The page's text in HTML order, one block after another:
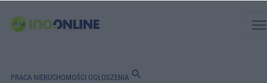
PRACA NIERUCHOMOŚCI OGŁOSZENIA search